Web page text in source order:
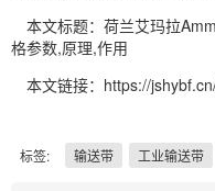
本文标题：荷兰艾玛拉
格参数,原理,作用
本文链接：https://
标签: 输送带 工业输送带